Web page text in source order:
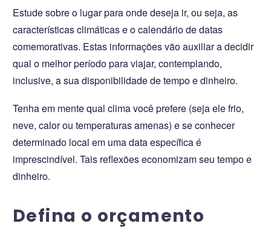
Estude sobre o lugar para onde deseja ir, ou seja, as
características climáticas e o calendário de datas
comemorativas. Estas informações vão auxiliar a decidir
qual o melhor período para viajar, contemplando,
inclusive, a sua disponibilidade de tempo e dinheiro.
Tenha em mente qual clima você prefere (seja ele frio,
neve, calor ou temperaturas amenas) e se conhecer
determinado local em uma data específica é
imprescindível. Tais reflexões economizam seu tempo e
dinheiro.
Defina o orçamento